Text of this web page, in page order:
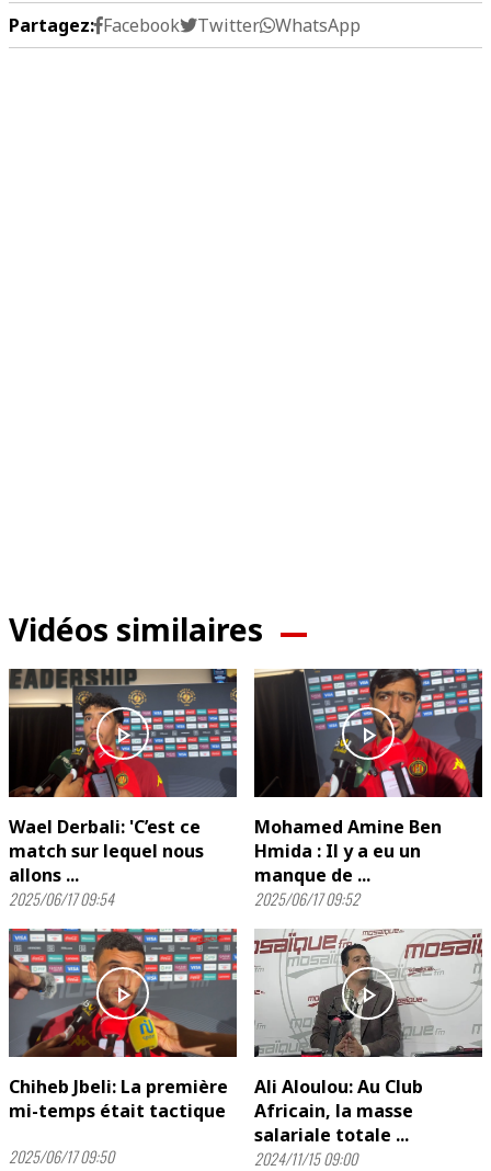
Partagez: Facebook Twitter WhatsApp
Vidéos similaires
play_arrow
Wael Derbali: 'C’est ce
match sur lequel nous
allons ...
2025/06/17 09:54
play_arrow
Mohamed Amine Ben
Hmida : Il y a eu un
manque de ...
2025/06/17 09:52
play_arrow
Chiheb Jbeli: La première
mi-temps était tactique
2025/06/17 09:50
play_arrow
Ali Aloulou: Au Club
Africain, la masse
salariale totale ...
2024/11/15 09:00